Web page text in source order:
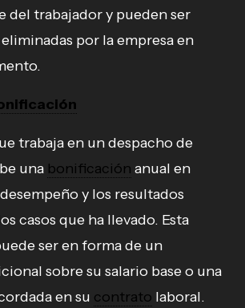
del trabajador y pueden ser
por la empresa en
trabaja en un despacho de
una bonificación anual en
y los resultados
casos que ha llevado. Esta
ser en forma de un
sobre su salario base o una
en su contrato laboral.